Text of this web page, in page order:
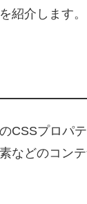
紹介します。
CSSプロパ
などのコン